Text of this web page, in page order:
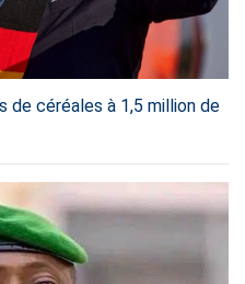
céréales à 1,5 million de